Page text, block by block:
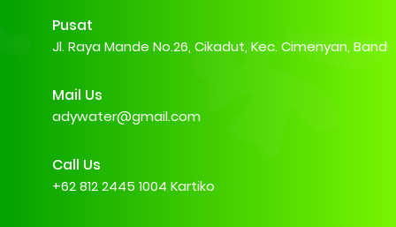
Pusat
Jl. Raya Mande No.26, Cikadut, Kec. Cimenyan,
Mail Us
adywater@gmail.com
Call Us
+62 812 2445 1004 Kartiko